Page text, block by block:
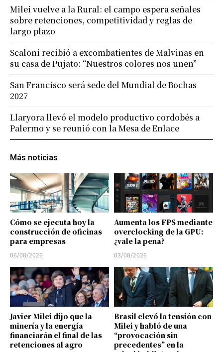
Más noticias
Cómo se ejecuta hoy la
construcción de oficinas
para empresas
06/08/2026
Aumenta los FPS mediante
overclocking de la GPU:
¿vale la pena?
03/08/2026
Javier Milei dijo que la
minería y la energía
financiarán el final de las
retenciones al agro
Brasil elevó la tensión con
Milei y habló de una
“provocación sin
precedentes” en la
Milei vuelve a la Rural: el campo espera señales
sobre retenciones, competitividad y reglas de
largo plazo
Scaloni recibió a excombatientes de Malvinas en
su casa de Pujato: “Nuestros colores nos unen”
San Francisco será sede del Mundial de Bochas
2027
Llaryora llevó el modelo productivo cordobés a
Palermo y se reunió con la Mesa de Enlace